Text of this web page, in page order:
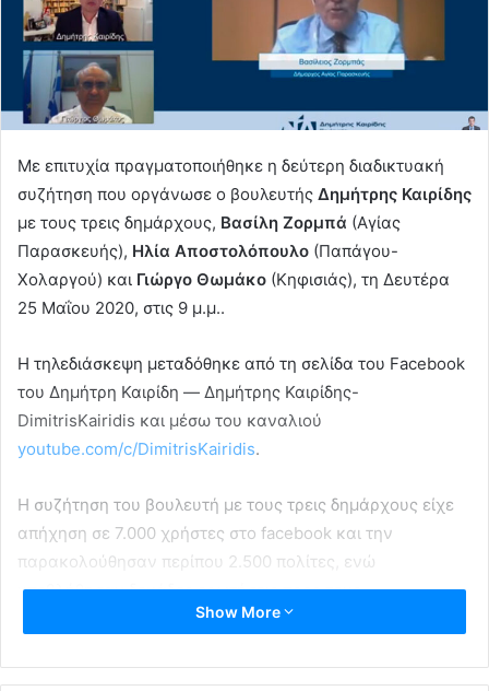
Με επιτυχία πραγματοποιήθηκε η δεύτερη διαδικτυακή
συζήτηση που οργάνωσε ο βουλευτής Δημήτρης Καιρίδης
με τους τρεις δημάρχους, Βασίλη Ζορμπά (Αγίας
Παρασκευής), Ηλία Αποστολόπουλο (Παπάγου-
Χολαργού) και Γιώργο Θωμάκο (Κηφισιάς), τη Δευτέρα
25 Μαΐου 2020, στις 9 μ.μ..
Η τηλεδιάσκεψη μεταδόθηκε από τη σελίδα του Facebook
του Δημήτρη Καιρίδη ― Δημήτρης Καιρίδης-
DimitrisKairidis και μέσω του καναλιού
youtube.com/c/DimitrisKairidis.
H συζήτηση του βουλευτή με τους τρεις δημάρχους είχε
απήχηση σε 7.000 χρήστες στο facebook και την
παρακολούθησαν περίπου 2.500 πολίτες, ενώ
υπεβλήθησαν δεκάδες ερωτήσεις προς τους
Οι τρεις δήμαρχοι τόνισαν ότι οι δημοτικές αρχές:
Show More